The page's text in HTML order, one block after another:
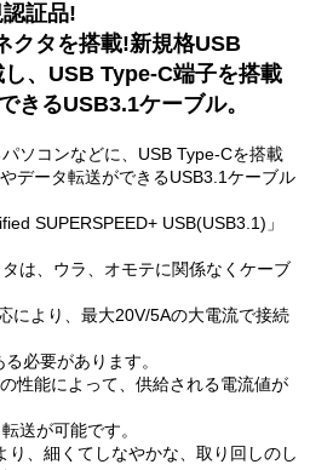
証品!
クタを搭載!新規格USB
、USB Type-C端子を搭載
きるUSB3.1ケーブル。
ソコンなどに、USB Type-Cを搭載
データ転送ができるUSB3.1ケーブル
SUPERSPEED+ USB(USB3.1)」
は、ウラ、オモテに関係なくケーブ
により、最大20V/5Aの大電流で接続
必要があります。
性能によって、供給される電流値が
送が可能です。
り、細くてしなやかな、取り回しのし